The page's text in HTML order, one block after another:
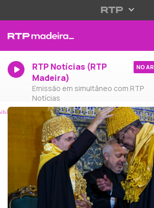
RTP Notícias (RTP
Madeira)
Emissão em simultâneo com RTP
Notícias
NO AR